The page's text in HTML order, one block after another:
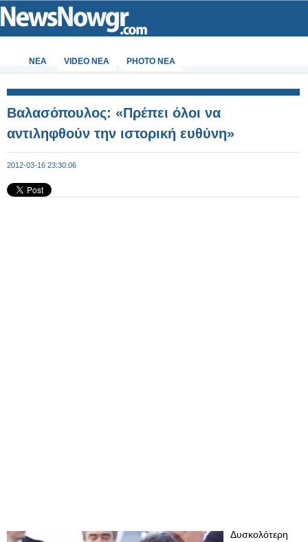
ΝΕΑ VIDEO NEA PHOTO NEA
Βαλασόπουλος: «Πρέπει όλοι να
αντιληφθούν την ιστορική ευθύνη»
2012-03-16 23:30:06
Δυσκολότερη